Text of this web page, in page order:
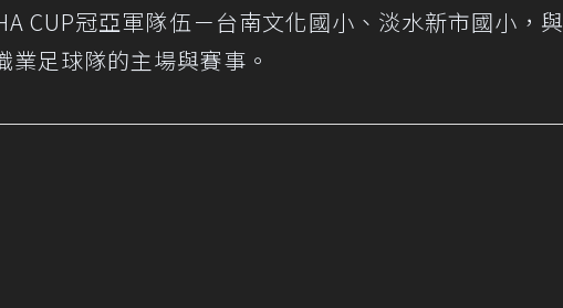
CUP冠亞軍隊伍－台南文化國小、淡水新市國小，與
足球隊的主場與賽事。